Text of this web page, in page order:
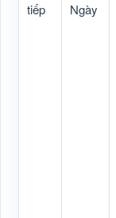
tiếp
Ngày